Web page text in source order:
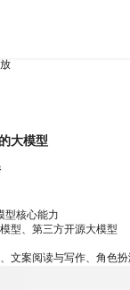
大模型
型核心能力
型、第三方开源大模型
文案阅读与写作、角色